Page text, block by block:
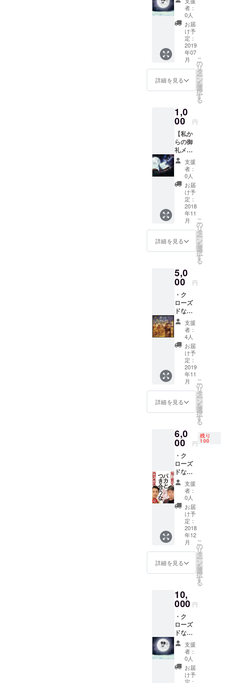
方は旅
をされ
ます。
既にご
存知の
場所
や、実
際にご
自身で
旅をさ
称)」に
「しる
し」を
残しま
せん
か？ ※
現在
「しる
し」に
ついて
は、え
んとつ
のよう
なもの
をイ
メージ
してお
更にな
る可能
ざいま
すの
で、そ
の点は
ご容赦
くださ
い。 ※
お届け
予定日
は、現
在2019
年7月と
ります
が、制
により
多少前
後する
可能性
もござ
いすの
で、そ
の点は
ご容赦
くださ
い。サ
イト制
作完了
後とさ
せてく
い。
ok非公
開グ
ループ
へ参加
・各県
(兵庫
県、鳥
取県、
岡山
県、島
根県、
広島
口県)の
星空案
内人に
なる事
ができ
る権
利。各
県のご
自身の
オスス
メを
「しる
し」と
してサ
イトに
残して
いく事
元にサ
イト閲
覧され
た方は
旅をさ
れま
す。既
にご存
知の場
所や、
実際に
ご自身
で旅を
され
「ぷっ
ぺる(仮
称)」に
せん
か？ ※
「しる
し」に
ついて
は、石
碑のよ
うなも
のをイ
メージ
してお
ります
が、制
作上変
る可能
性もご
で、そ
の点は
ご容赦
くださ
い。 ※
お届け
予定日
は、現
在2019
年7月と
してお
者：
0人
お届
け予
定：
2019
年07
月
詳細を見る
こ
の
リ
タ
ー
ン
を
選
択
す
る
1,0
00 円
【私か
らの御
礼メッ
セー
ジ】 私
から御
礼メッ
セージ
を送ら
せて頂
きま
す。
「がん
ばって
良いも
の作れ
」と無
条件で
本企画
にご賛
同頂け
る方
は、是
非お願
い致し
ま
す！！
※尚、出
来上
がった
サイト
につい
て、エ
メン
バーは
無料で
ご利用
頂けま
す。 ※
支援金
は、是
非上乗
せをお
願い致
しま
す！！
支援
者：
0人
お届
け予
定：
2018
年11
月
詳細を見る
こ
の
リ
タ
ー
ン
を
選
択
す
る
5,0
00 円
・ク
ローズ
ドな
Facebo
ok非公
開グ
ループ
へ参加
・情報
提供(コ
ンテン
ツの内
容、観
光ス
ポッ
ト)、サ
作参加
支援
者：
4人
お届
け予
定：
2019
年11
月
詳細を見る
こ
の
リ
タ
ー
ン
を
選
択
す
る
6,0
00 円
残り
100
・ク
ローズ
ドな
Facebo
ok非公
開グ
ループ
へ参加
・情報
提供(コ
ンテン
ツの内
容、観
光ス
ポッ
ト)、サ
作参加
・『ば
かとつ
き合う
な(徳間
書店)：
堀江貴
文 (著),
西野亮
廣
(著)』
支援
者：
0人
お届
け予
定：
2018
年12
月
詳細を見る
こ
の
リ
タ
ー
ン
を
選
択
す
る
10,
000 円
・ク
ローズ
ドな
Facebo
ok非公
開グ
ループ
へ参加
・各県
支援
者：
0人
お届
け予